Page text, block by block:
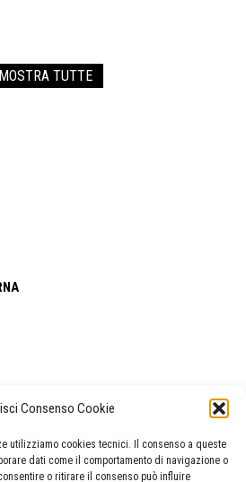
Consenso Cookie
utilizziamo cookies tecnici. Il consenso a queste
dati come il comportamento di navigazione o
o ritirare il consenso può influire
MOSTRA TUTTE
338 5714978 (orario apertura Galleria)
13.00)